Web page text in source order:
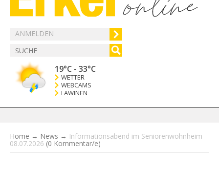
ANMELDEN
19°C - 33°C
WETTER
WEBCAMS
LAWINEN
Home → News → Informationsabend im Seniorenwohnheim -
08.07.2026 (0 Kommentar/e)